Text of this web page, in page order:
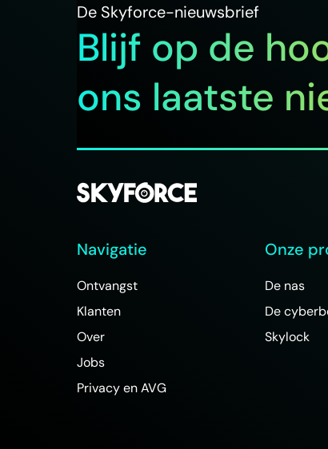
De Skyforce-nieuwsbrief
Blijf op de
ons laatste
Navigatie
Ontvangst
Klanten
Over
Jobs
Privacy en AVG
Onze
De nas
De
Skylock